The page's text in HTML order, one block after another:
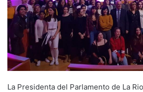
i
La Presidenta del Parlamento de La